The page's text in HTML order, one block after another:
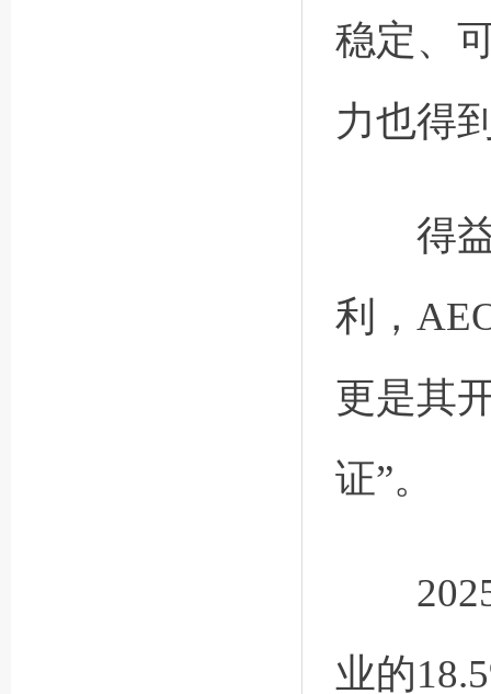
稳定、
力也得
得益
利，
更是其
证”。
2025
业的